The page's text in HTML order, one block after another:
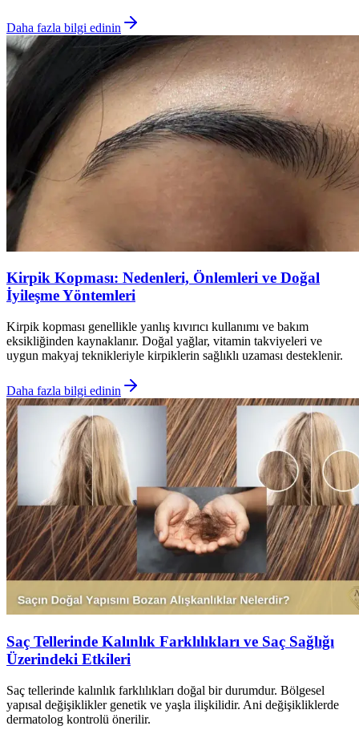
Daha fazla bilgi edinin
Kirpik Kopması: Nedenleri, Önlemleri ve Doğal
İyileşme Yöntemleri
Kirpik kopması genellikle yanlış kıvırıcı kullanımı ve bakım
eksikliğinden kaynaklanır. Doğal yağlar, vitamin takviyeleri ve
uygun makyaj teknikleriyle kirpiklerin sağlıklı uzaması desteklenir.
Daha fazla bilgi edinin
Saç Tellerinde Kalınlık Farklılıkları ve Saç Sağlığı
Üzerindeki Etkileri
Saç tellerinde kalınlık farklılıkları doğal bir durumdur. Bölgesel
yapısal değişiklikler genetik ve yaşla ilişkilidir. Ani değişikliklerde
dermatolog kontrolü önerilir.